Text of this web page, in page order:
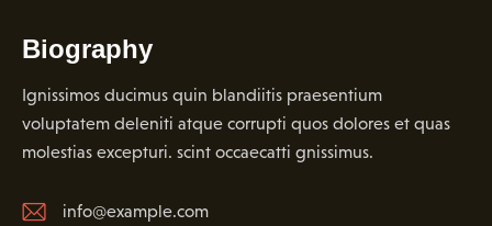
Biography
Ignissimos ducimus quin blandiitis praesentium
voluptatem deleniti atque corrupti quos dolores et quas
molestias excepturi. scint occaecatti gnissimus.
info@example.com